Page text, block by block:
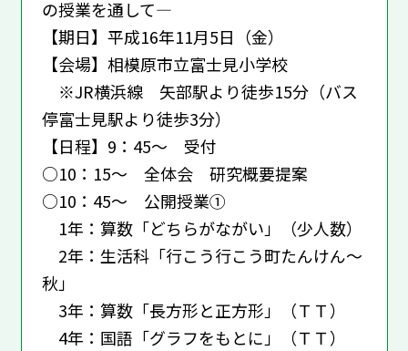
の授業を通して―
【期日】平成16年11月5日（金）
【会場】相模原市立富士見小学校
※JR横浜線 矢部駅より徒歩15分（バス
停富士見駅より徒歩3分）
【日程】9：45～ 受付
○10：15～ 全体会 研究概要提案
○10：45～ 公開授業①
1年：算数「どちらがながい」（少人数）
2年：生活科「行こう行こう町たんけん～
秋」
3年：算数「長方形と正方形」（ＴＴ）
4年：国語「グラフをもとに」（ＴＴ）